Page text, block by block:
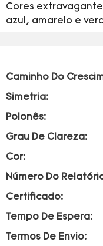
Cores
azul, amarelo e
Caminho Do
Simetria:
Polonês:
Grau De Clareza:
Cor:
Número Do
Certificado:
Tempo De Espera:
Termos De Envio: